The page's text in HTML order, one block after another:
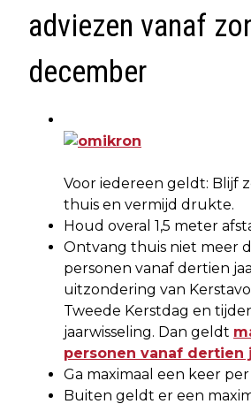
adviezen vanaf
december
Voor iedereen geldt: Blijf
thuis en vermijd drukte.
Houd overal 1,5 meter
Ontvang thuis niet meer
personen vanaf dertien
uitzondering van
Tweede Kerstdag en
jaarwisseling. Dan geldt
personen vanaf dertien
Ga maximaal een keer
Buiten geldt er een